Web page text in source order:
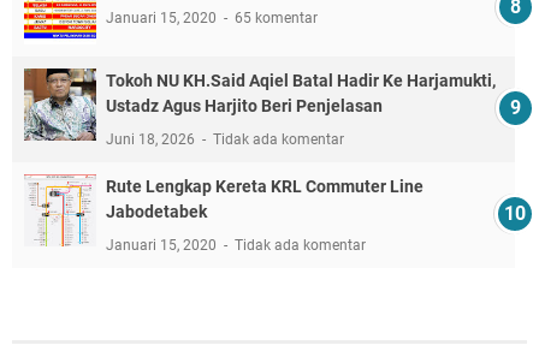
Januari 15, 2020 65 komentar
Tokoh NU KH.Said Aqiel Batal Hadir Ke Harjamukti,
Ustadz Agus Harjito Beri Penjelasan
Juni 18, 2026 Tidak ada komentar
Rute Lengkap Kereta KRL Commuter Line
Jabodetabek
Januari 15, 2020 Tidak ada komentar